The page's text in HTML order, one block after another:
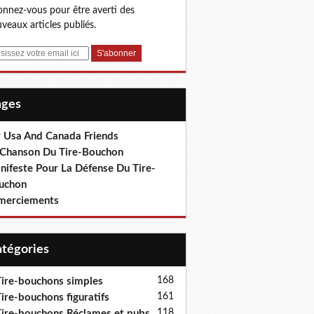
vous pour être averti des
articles publiés.
Usa And Canada Friends
Du Tire-Bouchon
Pour La Défense Du Tire-
bouchons simples 168
bouchons figuratifs 161